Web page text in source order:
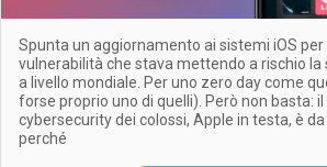
Spunta un aggiornamento ai sistemi iOS per
vulnerabilità che stava mettendo a rischio
a livello mondiale. Per uno zero day come
forse proprio uno di quelli). Però non basta:
cybersecurity dei colossi, Apple in testa, è
perché